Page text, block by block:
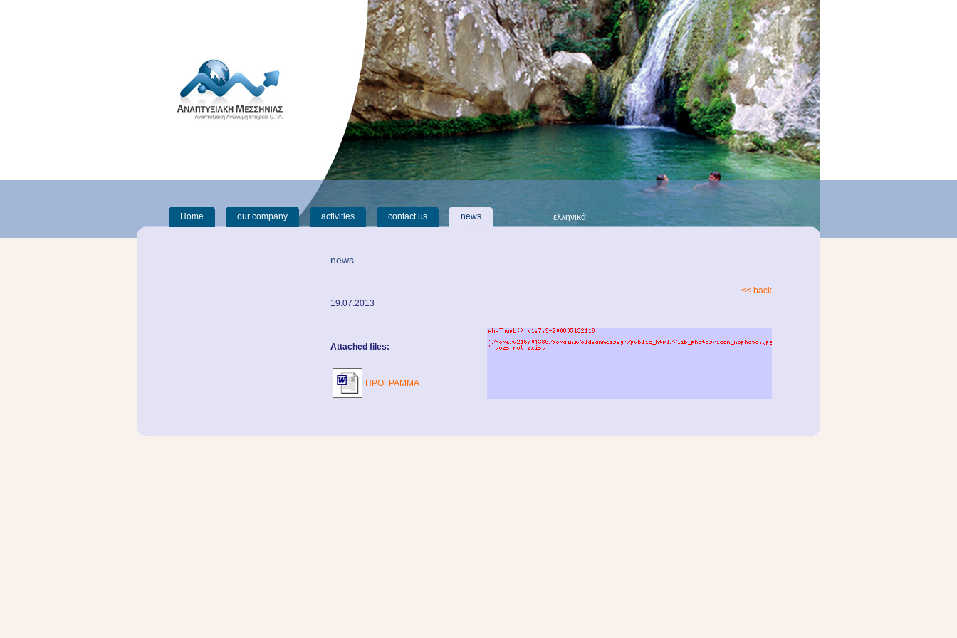
Home our company activities contact us news ελληνικά
news
<< back
19.07.2013
Attached files:
ΠΡΟΓΡΑΜΜΑ